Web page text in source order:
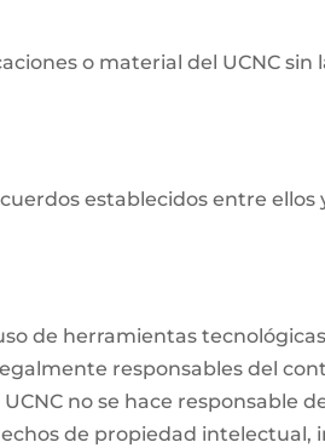
o material del UCNC sin
establecidos entre ellos
de herramientas
responsables del
no se hace responsable
de propiedad intelectual,